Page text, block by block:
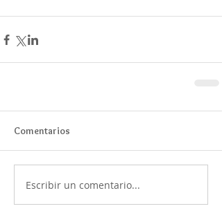
Comentarios
Escribir un comentario...